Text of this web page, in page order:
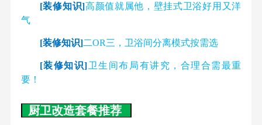
[装修知识]高颜值就属他，壁挂式卫浴好用又洋
气
[装修知识]二OR三，卫浴间分离模式按需选
[装修知识]卫生间布局有讲究，合理合需最重
要！
厨卫改造套餐推荐